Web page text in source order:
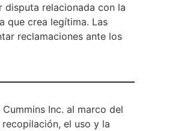
disputa relacionada con la
que crea legítima. Las
reclamaciones ante los
Inc. al marco del
el uso y la